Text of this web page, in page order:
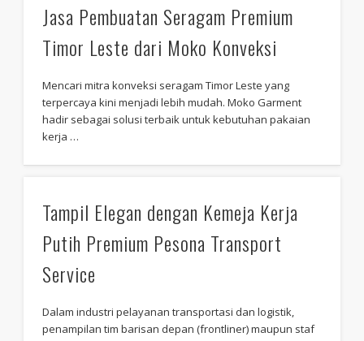
Jasa Pembuatan Seragam Premium
Timor Leste dari Moko Konveksi
Mencari mitra konveksi seragam Timor Leste yang
terpercaya kini menjadi lebih mudah. Moko Garment
hadir sebagai solusi terbaik untuk kebutuhan pakaian
kerja …
Tampil Elegan dengan Kemeja Kerja
Putih Premium Pesona Transport
Service
Dalam industri pelayanan transportasi dan logistik,
penampilan tim barisan depan (frontliner) maupun staf